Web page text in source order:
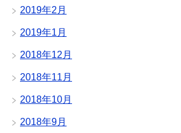
2019年2月
2019年1月
2018年12月
2018年11月
2018年10月
2018年9月